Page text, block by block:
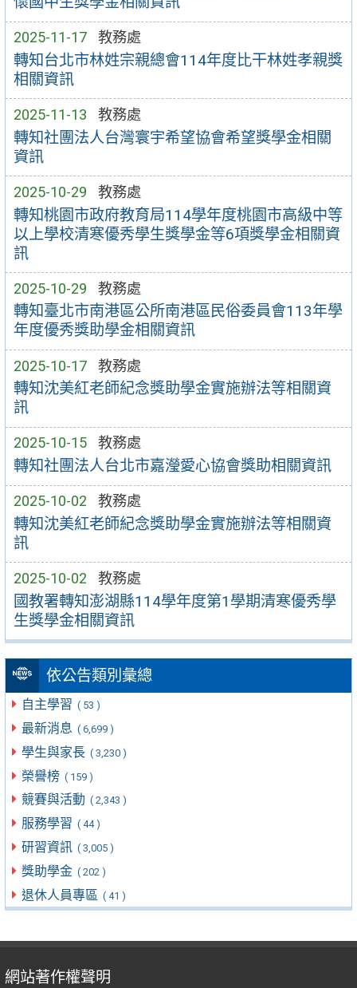
2025-11-17 教務處
轉知台北市林姓宗親總會114年度比干林姓孝親獎
相關資訊
2025-11-13 教務處
轉知社團法人台灣寰宇希望協會希望獎學金相關
資訊
2025-10-29 教務處
轉知桃園市政府教育局114學年度桃園市高級中等
以上學校清寒優秀學生獎學金等6項獎學金相關資
訊
2025-10-29 教務處
轉知臺北市南港區公所南港區民俗委員會113年學
年度優秀獎助學金相關資訊
2025-10-17 教務處
轉知沈美紅老師紀念獎助學金實施辦法等相關資
訊
2025-10-15 教務處
轉知社團法人台北市嘉瀅愛心協會獎助相關資訊
2025-10-02 教務處
轉知沈美紅老師紀念獎助學金實施辦法等相關資
訊
2025-10-02 教務處
國教署轉知澎湖縣114學年度第1學期清寒優秀學
生獎學金相關資訊
依公告類別彙總
自主學習 ( 53 )
最新消息 ( 6,699 )
學生與家長 ( 3,230 )
榮譽榜 ( 159 )
競賽與活動 ( 2,343 )
服務學習 ( 44 )
研習資訊 ( 3,005 )
獎助學金 ( 202 )
退休人員專區 ( 41 )
網站著作權聲明